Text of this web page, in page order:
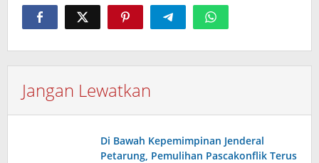
Jangan Lewatkan
Di Bawah Kepemimpinan Jenderal
Petarung, Pemulihan Pascakonflik Terus